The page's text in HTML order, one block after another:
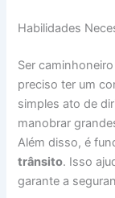
Habilidades
Ser
preciso ter um
simples ato de
manobrar
Além disso, é
trânsito. Isso
garante a